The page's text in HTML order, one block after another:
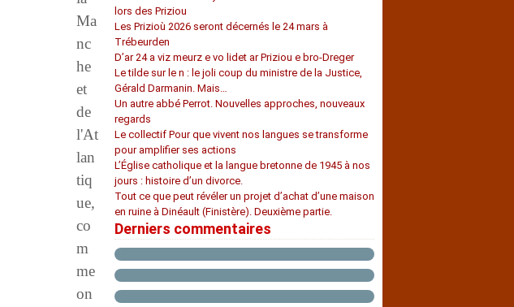
Ma
nc
he
et
de
l'At
lan
tiq
ue,
co
m
me
on
lors des Priziou
Les Prizioù 2026 seront décernés le 24 mars à
Trébeurden
D’ar 24 a viz meurz e vo lidet ar Priziou e bro-Dreger
Le tilde sur le n : le joli coup du ministre de la Justice,
Gérald Darmanin. Mais…
Un autre abbé Perrot. Nouvelles approches, nouveaux
regards
Le collectif Pour que vivent nos langues se transforme
pour amplifier ses actions
L’Église catholique et la langue bretonne de 1945 à nos
jours : histoire d’un divorce.
Tout ce que peut révéler un projet d’achat d’une maison
en ruine à Dinéault (Finistère). Deuxième partie.
Derniers commentaires